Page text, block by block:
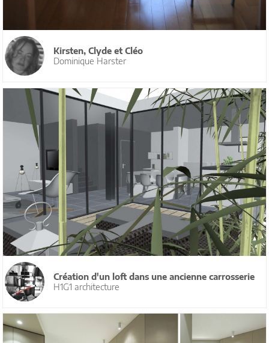
Kirsten, Clyde et Cléo
Dominique Harster
Création d'un loft dans une ancienne carrosserie
H1G1 architecture